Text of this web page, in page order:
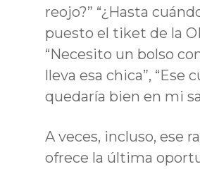
reojo?” “¿Hasta
puesto el tiket de la
“Necesito un bolso
lleva esa chica”, “Ese
quedaría bien en mi
A veces, incluso, ese
ofrece la última